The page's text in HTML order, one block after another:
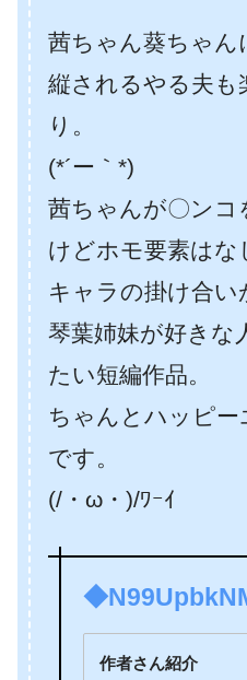
茜ちゃん葵ちゃん
縦されるやる夫も
り。
(*´ー｀*)
茜ちゃんが〇ンコ
けどホモ要素はな
キャラの掛け合い
琴葉姉妹が好きな
たい短編作品。
ちゃんとハッピ
です。
(/・ω・)/ﾜｰｲ
作者さん紹介